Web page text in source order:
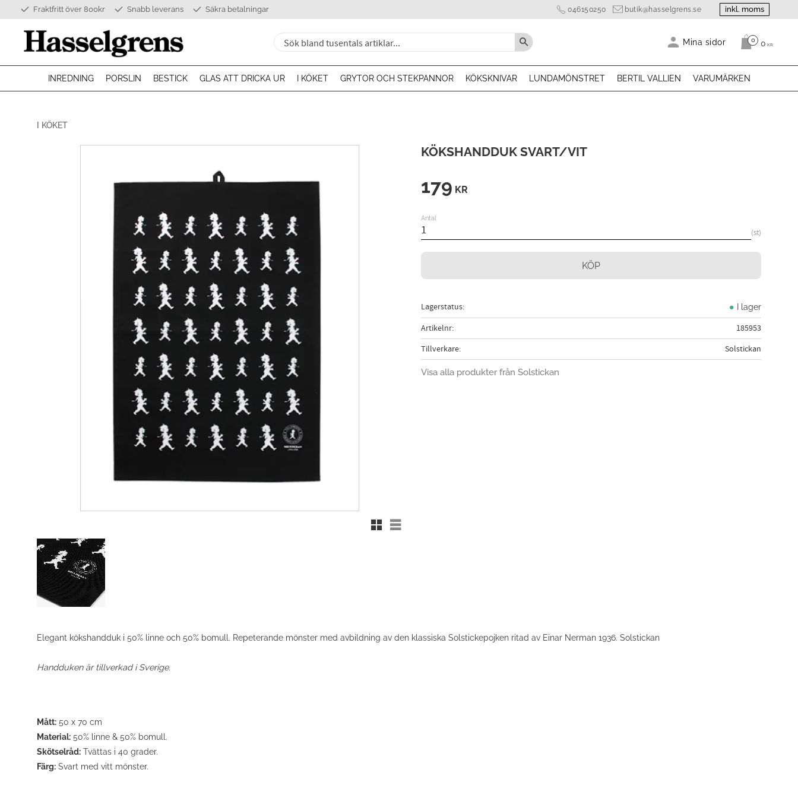
Fraktfritt över 800kr Snabb leverans Säkra betalningar 046150250 butik@hasselgrens.se inkl. moms
Mina sidor Antal
0 0 KR
INREDNING PORSLIN BESTICK GLAS ATT DRICKA UR I KÖKET GRYTOR OCH STEKPANNOR KÖKSKNIVAR LUNDAMÖNSTRET BERTIL VALLIEN VARUMÄRKEN
I KÖKET
KÖKSHANDDUK SVART/VIT
Rutnätsvy
Listvy
179 KR
Antal
st
KÖP
Lagerstatus I lager
Artikelnr
185953
Tillverkare
Solstickan
Visa alla produkter från Solstickan
Elegant kökshandduk i 50% linne och 50% bomull. Repeterande mönster med avbildning av den klassiska Solstickepojken ritad av Einar Nerman 1936. Solstickan
Handduken är tillverkad i Sverige.
Mått: 50 x 70 cm
Material: 50% linne & 50% bomull.
Skötselråd: Tvättas i 40 grader.
Färg: Svart med vitt mönster.